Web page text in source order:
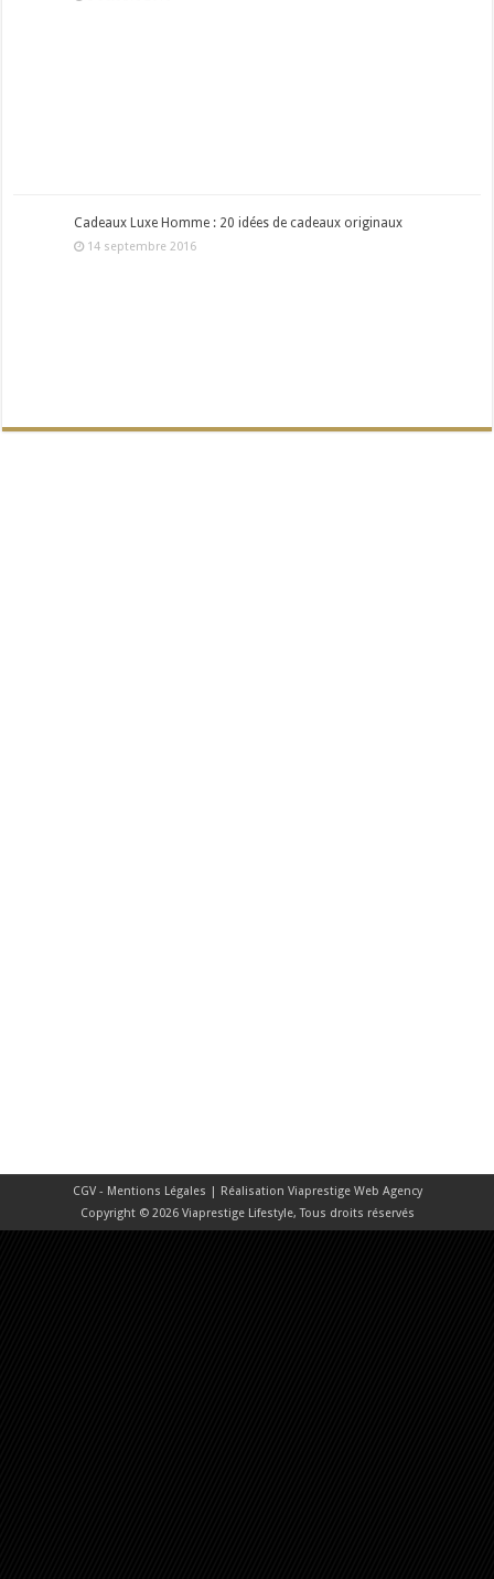
Cadeaux Luxe Homme : 20 idées de cadeaux originaux
14 septembre 2016
CGV - Mentions Légales | Réalisation Viaprestige Web Agency
Copyright © 2026 Viaprestige Lifestyle, Tous droits réservés